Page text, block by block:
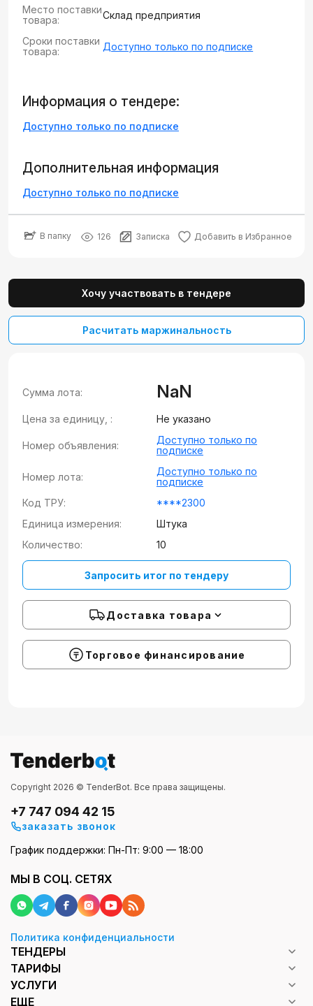
Место поставки
товара:
Склад предприятия
Сроки поставки
товара:
Доступно только по подписке
Информация о тендере:
Доступно только по подписке
Дополнительная информация
Доступно только по подписке
В папку 126 Записка Добавить в Избранное
Хочу участвовать в тендере
Расчитать маржинальность
Сумма лота: NaN
Цена за единицу, : Не указано
Номер объявления:
Доступно только по
подписке
Номер лота:
Доступно только по
подписке
Код ТРУ:
****2300
Единица измерения:
Штука
Количество:
10
Запросить итог по тендеру
Доставка товара
Торговое финансирование
Copyright 2026 © TenderBot. Все права защищены.
+7 747 094 42 15
заказать звонок
График поддержки: Пн-Пт: 9:00 — 18:00
МЫ В СОЦ. СЕТЯХ
Политика конфиденциальности
ТЕНДЕРЫ
ТАРИФЫ
УСЛУГИ
ЕЩЕ